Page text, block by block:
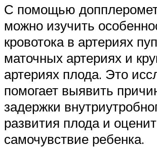
С помощью
можно изучить
кровотока в артериях
маточных артериях и
артериях плода. Это
помогает выявить
задержки
развития плода и
самочувствие ребенка.